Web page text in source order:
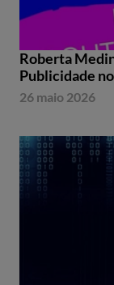
Roberta
Publicidade
26 maio 2026